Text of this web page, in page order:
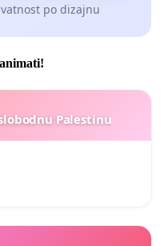
po dizajnu
Palestinu